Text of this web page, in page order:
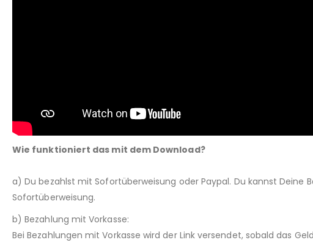
Wie funktioniert das mit dem Download?
a) Du bezahlst mit Sofortüberweisung oder Paypal. Du kannst
Sofortüberweisung.
b) Bezahlung mit Vorkasse:
Bei Bezahlungen mit Vorkasse wird der Link versendet, sobald das